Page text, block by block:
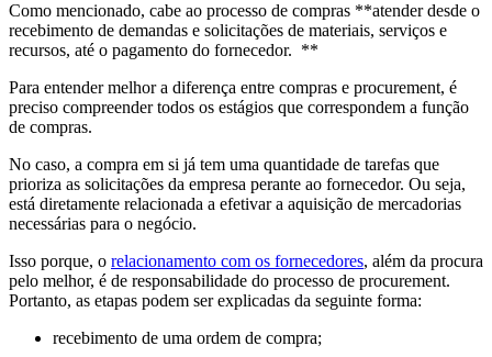
Como mencionado, cabe ao processo de compras **atender desde o
recebimento de demandas e solicitações de materiais, serviços e
recursos, até o pagamento do fornecedor. **
Para entender melhor a diferença entre compras e procurement, é
preciso compreender todos os estágios que correspondem a função
de compras.
No caso, a compra em si já tem uma quantidade de tarefas que
prioriza as solicitações da empresa perante ao fornecedor. Ou seja,
está diretamente relacionada a efetivar a aquisição de mercadorias
necessárias para o negócio.
Isso porque, o relacionamento com os fornecedores, além da procura
pelo melhor, é de responsabilidade do processo de procurement.
Portanto, as etapas podem ser explicadas da seguinte forma:
recebimento de uma ordem de compra;